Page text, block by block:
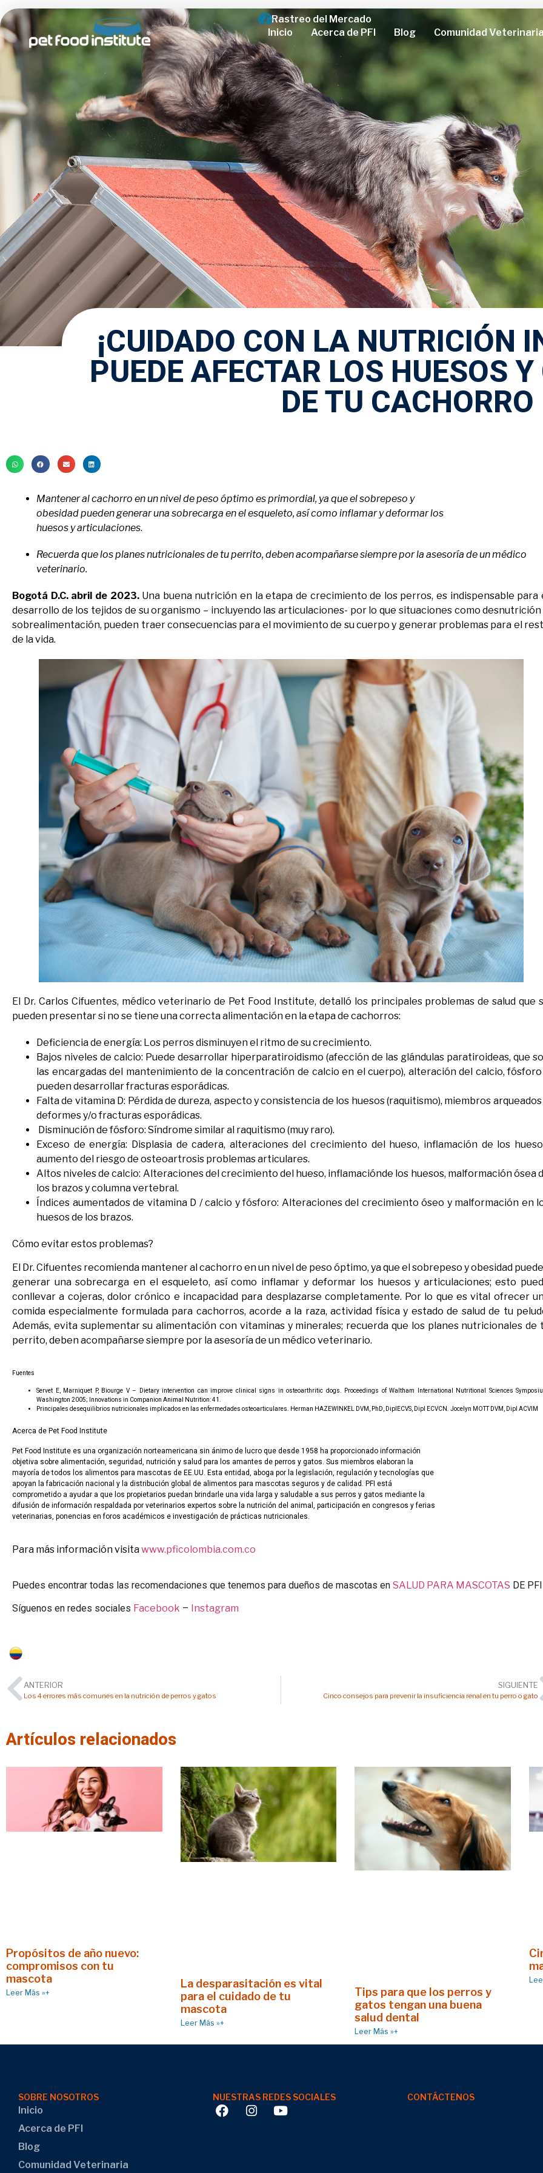
Rastreo del Mercado
Inicio
Acerca de PFI Blog Comunidad Veterinaria
¡CUIDADO CON LA NUTRICIÓN
PUEDE AFECTAR LOS HUESOS
DE TU CACHORRO
Mantener al cachorro en un nivel de peso óptimo es primordial, ya que el sobrepeso y
obesidad pueden generar una sobrecarga en el esqueleto, así como inflamar y deformar los
huesos y articulaciones.
Recuerda que los planes nutricionales de tu perrito, deben acompañarse siempre por la asesoría de un médico
veterinario.
Bogotá D.C. abril de 2023.Una buena nutrición en la etapa de crecimiento de los perros, es indispensable para
desarrollo de los tejidos de su organismo – incluyendo las articulaciones- por lo que situaciones como desnutrición
sobrealimentación, pueden traer consecuencias para el movimiento de su cuerpo y generar problemas para el
de la vida.
El Dr. Carlos Cifuentes, médico veterinario de Pet Food Institute, detalló los principales problemas de salud que
pueden presentar si no se tiene una correcta alimentación en la etapa de cachorros:
Deficiencia de energía: Los perros disminuyen el ritmo de su crecimiento.
Bajos niveles de calcio: Puede desarrollar hiperparatiroidismo (afección de las glándulas paratiroideas, que
las encargadas del mantenimiento de la concentración de calcio en el cuerpo), alteración del calcio,
pueden desarrollar fracturas esporádicas.
Falta de vitamina D: Pérdida de dureza, aspecto y consistencia de los huesos (raquitismo), miembros arqueados
deformes y/o fracturas esporádicas.
Disminución de fósforo: Síndrome similar al raquitismo (muy raro).
Exceso de energía: Displasia de cadera, alteraciones del crecimiento del hueso, inflamación de los
aumento del riesgo de osteoartrosis problemas articulares.
Altos niveles de calcio: Alteraciones del crecimiento del hueso, inflamaciónde los huesos, malformación ósea
los brazos y columna vertebral.
Índices aumentados de vitamina D / calcio y fósforo: Alteraciones del crecimiento óseo y malformación en
huesos de los brazos.
Cómo evitar estos problemas?
El Dr. Cifuentes recomienda mantener al cachorro en un nivel de peso óptimo, ya que el sobrepeso y obesidad
generar una sobrecarga en el esqueleto, así como inflamar y deformar los huesos y articulaciones; esto
conllevar a cojeras, dolor crónico e incapacidad para desplazarse completamente. Por lo que es vital ofrecer
comida especialmente formulada para cachorros, acorde a la raza, actividad física y estado de salud de tu
Además, evita suplementar su alimentación con vitaminas y minerales; recuerda que los planes nutricionales de
perrito, deben acompañarse siempre por la asesoría de un médico veterinario.
Fuentes
Servet E, Marniquet P, Biourge V – Dietary intervention can improve clinical signs in osteoarthritic dogs. Proceedings of Waltham International Nutritional Sciences
Washington 2005; Innovations in Companion Animal Nutrition: 41.
Principales desequilibrios nutricionales implicados en las enfermedades osteoarticulares. Herman HAZEWINKEL DVM, PhD, DiplECVS, Dipl ECVCN. Jocelyn MOTT DVM, Dipl ACVIM
Acerca de Pet Food Institute
Pet Food Institute es una organización norteamericana sin ánimo de lucro que desde 1958 ha proporcionado información
objetiva sobre alimentación, seguridad, nutrición y salud para los amantes de perros y gatos. Sus miembros elaboran la
mayoría de todos los alimentos para mascotas de EE.UU. Esta entidad, aboga por la legislación, regulación y tecnologías que
apoyan la fabricación nacional y la distribución global de alimentos para mascotas seguros y de calidad. PFI está
comprometido a ayudar a que los propietarios puedan brindarle una vida larga y saludable a sus perros y gatos mediante la
difusión de información respaldada por veterinarios expertos sobre la nutrición del animal, participación en congresos y ferias
veterinarias, ponencias en foros académicos e investigación de prácticas nutricionales.
Para más información visitawww.pficolombia.com.co
Puedes encontrar todas las recomendaciones que tenemos para dueños de mascotas en SALUD PARA MASCOTAS DE PFI
Síguenos en redes sociales Facebook – Instagram
ANTERIOR
Los 4 errores más comunes en la nutrición de perros y gatos
SIGUIENTE
Cinco consejos para prevenir la insuficiencia renal en tu perro o gato
Artículos relacionados
Propósitos de año nuevo:
compromisos con tu
mascota
Leer Más »+
La desparasitación es vital
para el cuidado de tu
mascota
Leer Más »+
Tips para que los perros y
gatos tengan una buena
salud dental
Leer Más »+
SOBRE NOSOTROS
Inicio
Acerca de PFI
Blog
Comunidad Veterinaria
NUESTRAS REDES SOCIALES CONTÁCTENOS